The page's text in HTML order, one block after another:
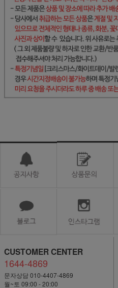
CUSTOMER CENTER
1644-4869
문자상담 010-4407-4869
월~토 09:00 - 20:00